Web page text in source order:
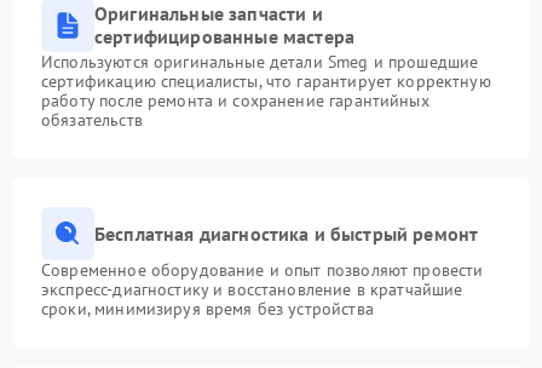
Оригинальные запчасти и
сертифицированные мастера
Используются оригинальные детали Smeg и прошедшие
сертификацию специалисты, что гарантирует корректную
работу после ремонта и сохранение гарантийных
обязательств
Бесплатная диагностика и быстрый ремонт
Современное оборудование и опыт позволяют провести
экспресс-диагностику и восстановление в кратчайшие
сроки, минимизируя время без устройства